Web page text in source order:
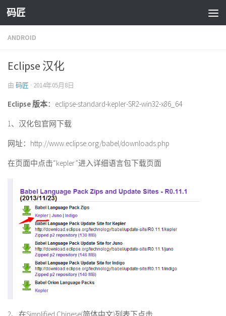
Skip to content
码匠
ANDROID
Eclipse 汉化
由 码匠 · 2014年05月8日
Eclipse 版本：eclipse-standard-kepler-SR2-win32-x86_64
1、汉化包官网下载
网址：http://www.eclipse.org/babel/downloads.php
在页面中点击“kepler”进入详细语言包下载页面